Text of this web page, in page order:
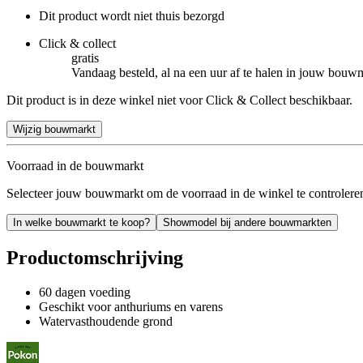
Dit product wordt niet thuis bezorgd
Click & collect
gratis
Vandaag besteld, al na een uur af te halen in jouw
Dit product is in deze winkel niet voor Click & Collect beschikbaar.
Wijzig bouwmarkt
Voorraad in de bouwmarkt
Selecteer jouw bouwmarkt om de voorraad in de winkel te
In welke bouwmarkt te koop? Showmodel bij andere bouwmarkten
Productomschrijving
60 dagen voeding
Geschikt voor anthuriums en varens
Watervasthoudende grond